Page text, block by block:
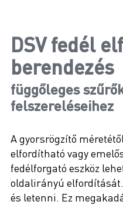
DSV fedél
berendezés
függőleges
felszereléseihez
A gyorsrögzítő
elfordítható vagy
fedélforgató eszköz
oldalirányú
és letenni. Ez